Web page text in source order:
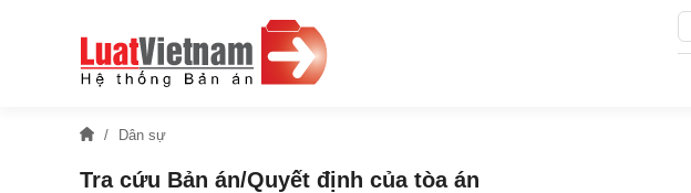
Dân sự
Tra cứu Bản án/Quyết định của tòa án